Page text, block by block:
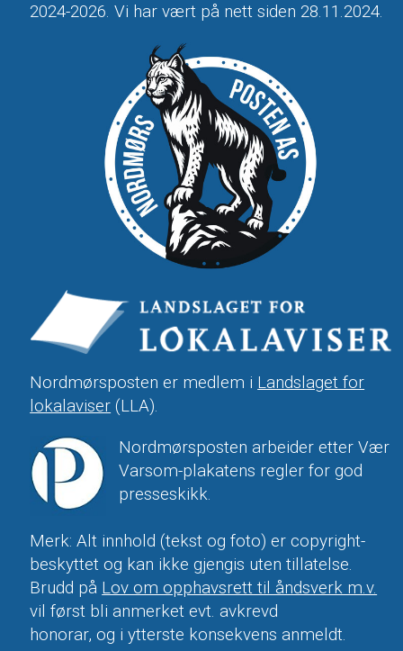
2024-2026. Vi har vært på nett siden 28.11.2024.
Nordmørsposten er medlem i Landslaget for
lokalaviser (LLA).
Nordmørsposten arbeider etter Vær
Varsom-plakatens regler for god
presseskikk.
Merk: Alt innhold (tekst og foto) er copyright-
beskyttet og kan ikke gjengis uten tillatelse.
Brudd på Lov om opphavsrett til åndsverk m.v.
vil først bli anmerket evt. avkrevd
honorar, og i ytterste konsekvens anmeldt.